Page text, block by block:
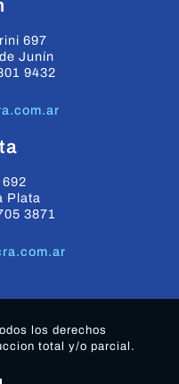
697
Junín
9432
Plata
3871
los derechos
total y/o parcial.